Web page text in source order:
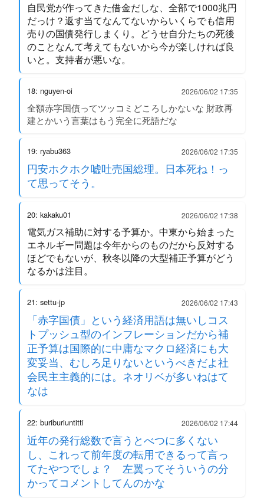
自民党が作ってきた借金だしな、全部で1000兆円
だっけ？返す当てなんてないからいくらでも信用
売りの国債発行しまくり。どうせ自分たちの死後
のことなんて考えてもないから今が楽しければ良
いと。支持者が悪いな。
18: nguyen-oi 2026/06/02 17:35
全額赤字国債ってツッコミどころしかないな 財政再
建とかいう言葉はもう完全に死語だな
19: ryabu363 2026/06/02 17:35
円安ホクホク嘘吐売国総理。日本死ね！っ
て思ってそう。
20: kakaku01 2026/06/02 17:38
電気ガス補助に対する予算か。中東から始まった
エネルギー問題は今年からのものだから反対する
ほどでもないが、秋冬以降の大型補正予算がどう
なるかは注目。
21: settu-jp 2026/06/02 17:43
「赤字国債」という経済用語は無いしコス
トプッシュ型のインフレーションだから補
正予算は国際的に中庸なマクロ経済にも大
変妥当、むしろ足りないというべきだよ社
会民主主義的には。ネオリベが多いねはて
なは
22: buriburiuntitti 2026/06/02 17:44
近年の発行総数で言うとべつに多くない
し、これって前年度の転用できるって言っ
てたやつでしょ？ 左翼ってそういうの分
かってコメントしてんのかな